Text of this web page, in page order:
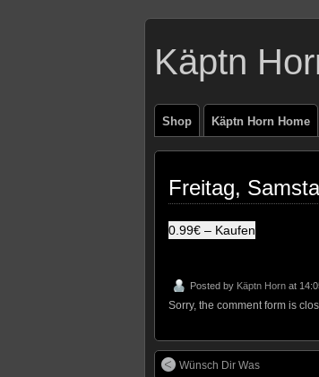
Käptn
Shop Käptn Horn Home
Freitag,
0.99€ – Kaufen
Posted by Käptn Horn at
Sorry, the comment form is
Wünsch Dir Was